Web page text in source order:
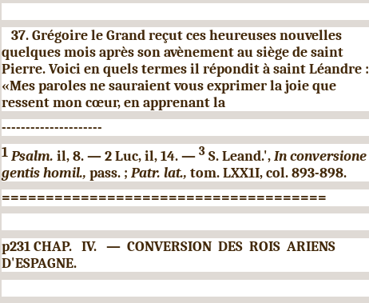
37. Grégoire le Grand reçut ces heureuses nouvelles
quelquesmois après son avènement au siège de saint
Pierre. Voici en quelstermes il répondit à saint Léandre :
«Mes paroles ne sauraient vous exprimer la joie que
ressent mon cœur, en apprenant la
---------------------
1 Psalm. il, 8. — 2 Luc, il, 14. — 3S. Leand.',In conversione
gentis homil., pass. ; Patr. lat., tom. LXX1I, col. 893-898.
=====================================
p231 CHAP. IV. — CONVERSION DES ROIS ARIENS
D'ESPAGNE.